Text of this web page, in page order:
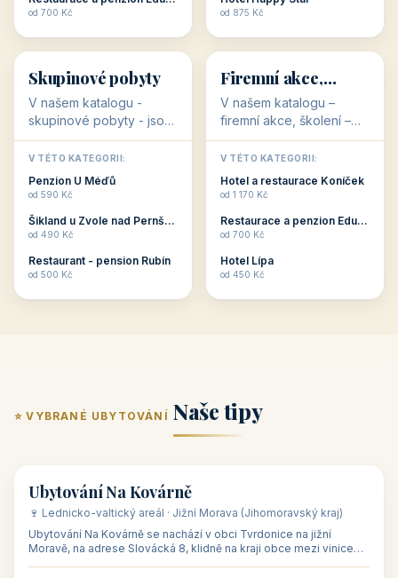
od 700 Kč od 875 Kč
👥
👥
32 objektů
Skupinové pobyty
V našem katalogu -
skupinové pobyty - jsou
pro Vás připraveny
objekty, které nabízí
ubytování skupin v
penzionech, hotelích a
Budete překva...
V TÉTO KATEGORII:
Penzion U Méďů
od 590 Kč
Šikland u Zvole nad Pernštejnem
od 490 Kč
Restaurant - pension Rubín
od 500 Kč
💼
💼
31 objektů
Firemní akce,
školení
V našem katalogu –
firemní akce, školení –
jsou pro Vás připraveny
objekty, které mají
zkušenosti pořádat i
menší firemní akce a
ob...
V TÉTO KATEGORII:
Hotel a restaurace Koníček
od 1 170 Kč
Restaurace a penzion Eduard
od 700 Kč
Hotel Lípa
od 450 Kč
⭐ VYBRANÉ UBYTOVÁNÍ Naše tipy
🏡 penzion
Ubytování Na Kovárně
🍷 Lednicko-valtický areál · Jižní Morava (Jihomoravský kraj)
Ubytování Na Kovárně se nachází v obci Tvrdonice na jižní
Moravě, na adrese Slovácká 8, klidně na kraji obce mezi vinicemi,